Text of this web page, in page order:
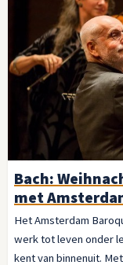
Bach:
met
Het Amsterdam
werk tot leven onder
kent van binnenuit.